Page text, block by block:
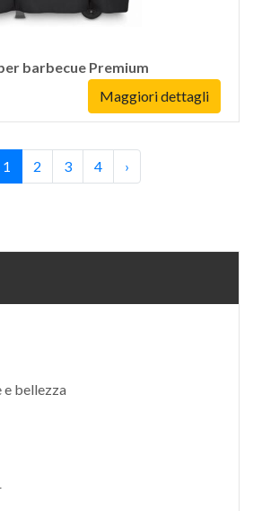
bellezza
barbecue Premium
Maggiori dettagli
1 2 3 4 ›